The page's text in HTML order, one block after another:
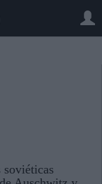
soviéticas